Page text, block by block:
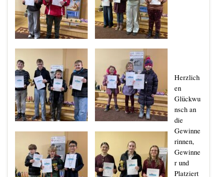
Herzlich
en
Glückwu
nsch an
die
Gewinne
rinnen,
Gewinne
r und
Platziert